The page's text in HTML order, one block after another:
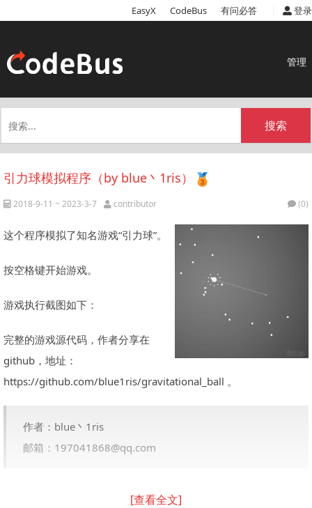
EasyX CodeBus 有问必答 登录
管理
引力球模拟程序（by blue丶1ris）
2018-9-11 ~ 2023-3-7 contributor (0)
这个程序模拟了知名游戏“引力球”。
按空格键开始游戏。
游戏执行截图如下：
完整的游戏源代码，作者分享在
github，地址：
https://github.com/blue1ris/gravitational_ball 。
作者：blue丶1ris
邮箱：197041868@qq.com
[查看全文]
搜索